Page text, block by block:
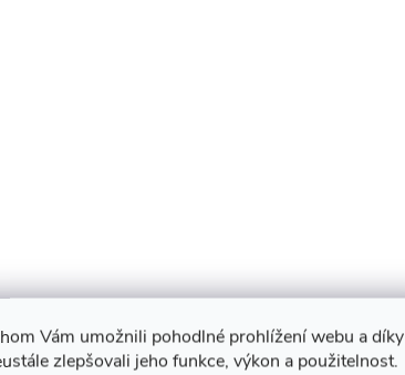
Vám umožnili pohodlné prohlížení webu a díky
zlepšovali jeho funkce, výkon a použitelnost.